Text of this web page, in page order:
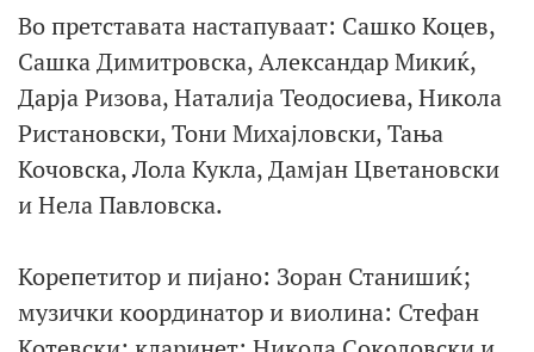
Во претставата настапуваат: Сашко Коцев,
Сашка Димитровска, Александар Микиќ,
Дарја Ризова, Наталија Теодосиева, Никола
Ристановски, Тони Михајловски, Тања
Кочовска, Лола Кукла, Дамјан Цветановски
и Нела Павловска.
Корепетитор и пијано: Зоран Станишиќ;
музички координатор и виолина: Стефан